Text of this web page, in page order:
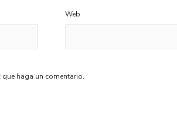
Web
haga un comentario.